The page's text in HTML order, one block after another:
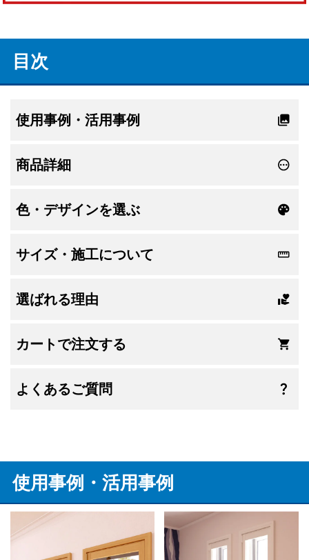
目次
使用事例・活用事例
商品詳細
色・デザインを選ぶ
サイズ・施工について
選ばれる理由
カートで注文する
よくあるご質問
使用事例・活用事例